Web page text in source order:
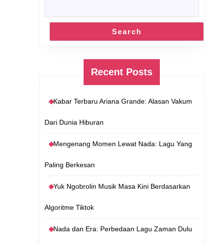
Search
Recent Posts
Kabar Terbaru Ariana Grande: Alasan Vakum
Dari Dunia Hiburan
Mengenang Momen Lewat Nada: Lagu Yang
Paling Berkesan
Yuk Ngobrolin Musik Masa Kini Berdasarkan
Algoritme Tiktok
Nada dan Era: Perbedaan Lagu Zaman Dulu